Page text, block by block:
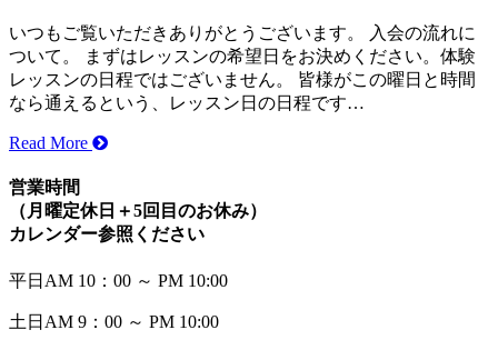
いつもご覧いただきありがとうございます。 入会の流れに
ついて。 まずはレッスンの希望日をお決めください。体験
レッスンの日程ではございません。 皆様がこの曜日と時間
なら通えるという、レッスン日の日程です…
Read More
営業時間
（月曜定休日＋5回目のお休み）
カレンダー参照ください
平日 AM 10：00 ～ PM 10:00
土日 AM 9：00 ～ PM 10:00